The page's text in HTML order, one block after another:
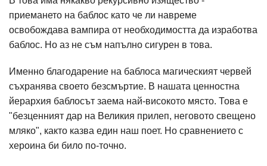
приемането на баблос като че ли навреме
освобождава вампира от необходимостта да изработва
баблос. Но аз не съм напълно сигурен в това.
Именно благодарение на баблоса магическият червей
съхранява своето безсмъртие. В нашата ценностна
йерархия баблосът заема най-високото място. Това е
"безценният дар на Великия прилеп, неговото свещено
мляко", както казва един наш поет. Но сравнението с
хероина би било по-точно.